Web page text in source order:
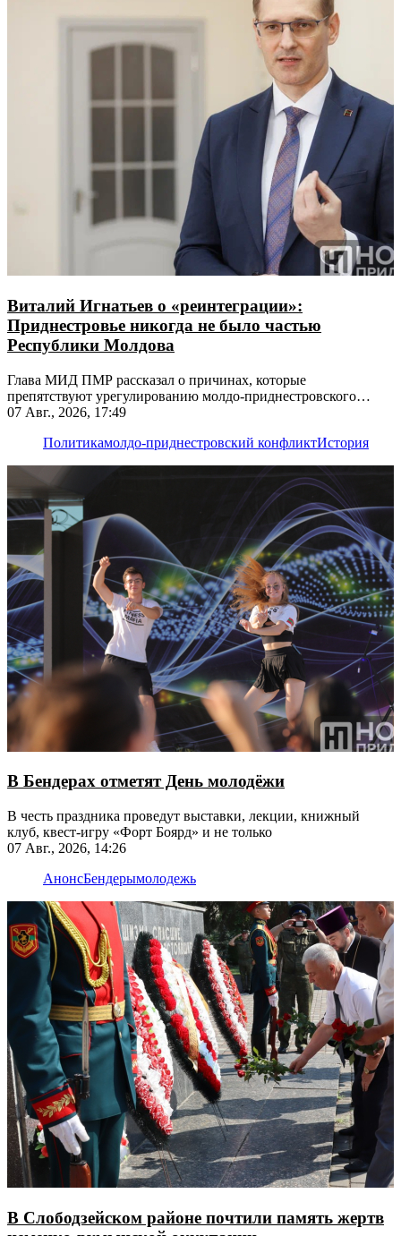
Виталий Игнатьев о «реинтеграции»:
Приднестровье никогда не было частью
Республики Молдова
Глава МИД ПМР рассказал о причинах, которые
препятствуют урегулированию молдо-приднестровского
конфликта
07 Авг., 2026, 17:49
Политикамолдо-приднестровский конфликтИстория
В Бендерах отметят День молодёжи
В честь праздника проведут выставки, лекции, книжный
клуб, квест-игру «Форт Боярд» и не только
07 Авг., 2026, 14:26
АнонсБендерымолодежь
В Слободзейском районе почтили память жертв